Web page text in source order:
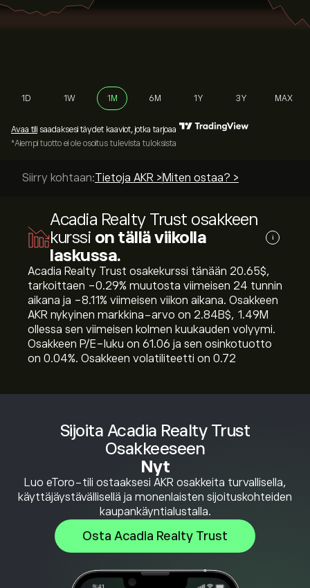
Sijoita Acadia Realty Trust
Osakkeeseen
Nyt
Luo eToro-tili ostaaksesi AKR osakkeita turvallisella,
käyttäjäystävällisellä ja monenlaisten sijoituskohteiden
kaupankäyntialustalla.
Osta Acadia Realty Trust
1D 1W 1M 6M 1Y 3Y MAX
Avaa tili saadaksesi täydet kaaviot, jotka tarjoaa
*Aiempi tuotto ei ole osoitus tulevista tuloksista
Siirry kohtaan:Tietoja AKR > Miten ostaa? >
Acadia Realty Trust osakkeen
kurssi on tällä viikolla
laskussa.
i
Acadia Realty Trust osakekurssi tänään 20.65‎$‎,
tarkoittaen ‎-0.29‎% muutosta viimeisen 24 tunnin
aikana ja ‎-8.11‎% viimeisen viikon aikana. Osakkeen
AKR nykyinen markkina-arvo on 2.84B‎$‎, 1.49M
ollessa sen viimeisen kolmen kuukauden volyymi.
Osakkeen P/E-luku on 61.06 ja sen osinkotuotto
on 0.04%. Osakkeen volatiliteetti on 0.72